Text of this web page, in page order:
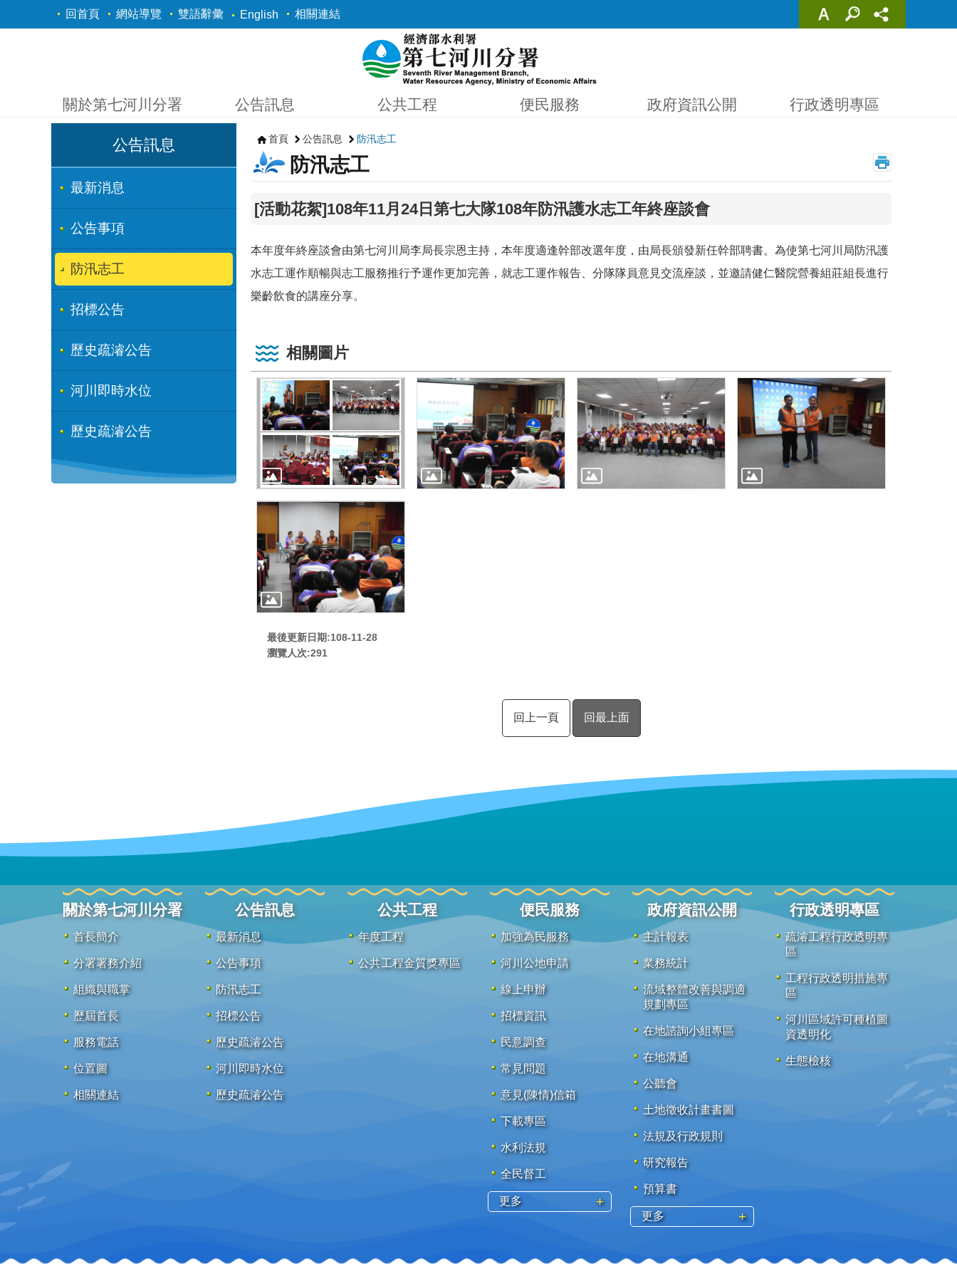
跳到主要內容區塊
回首頁 網站導覽 雙語辭彙 English 相關連結
關於第七河川分署 公告訊息 公共工程 便民服務 政府資訊公開 行政透明專區
公告訊息
最新消息
公告事項
防汛志工
招標公告
歷史疏濬公告
河川即時水位
歷史疏濬公告
首頁 公告訊息 防汛志工
防汛志工
[活動花絮]108年11月24日第七大隊108年防汛護水志工年終座談會
本年度年終座談會由第七河川局李局長宗恩主持，本年度適逢幹部改選年度，由局長頒發新任幹部聘書。為使第七河川局防汛護
水志工運作順暢與志工服務推行予運作更加完善，就志工運作報告、分隊隊員意見交流座談，並邀請健仁醫院營養組莊組長進行
樂齡飲食的講座分享。
相關圖片
最後更新日期:108-11-28
瀏覽人次:291
回上一頁 回最上面
關於第七河川分署
首長簡介
分署署務介紹
組織與職掌
歷屆首長
服務電話
位置圖
相關連結
公告訊息
最新消息
公告事項
防汛志工
招標公告
歷史疏濬公告
河川即時水位
歷史疏濬公告
公共工程
年度工程
公共工程金質獎專區
便民服務
加強為民服務
河川公地申請
線上申辦
招標資訊
民意調查
常見問題
意見(陳情)信箱
下載專區
水利法規
全民督工
更多
政府資訊公開
主計報表
業務統計
流域整體改善與調適
規劃專區
在地諮詢小組專區
在地溝通
公聽會
土地徵收計畫書圖
法規及行政規則
研究報告
預算書
更多
行政透明專區
疏濬工程行政透明專
區
工程行政透明措施專
區
河川區域許可種植圖
資透明化
生態檢核